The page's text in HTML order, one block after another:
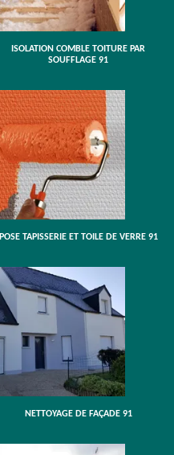
ISOLATION COMBLE TOITURE PAR
SOUFFLAGE 91
POSE TAPISSERIE ET TOILE DE VERRE 91
NETTOYAGE DE FAÇADE 91